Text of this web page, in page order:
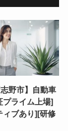
志野市】自動車
プライム上場]
ィブあり][研修